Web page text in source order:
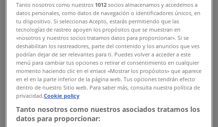
Truper
Av. Insurgentes # 8 esquina encino, Ecatepec de
Morelos
Truper
Libramiento Oriente km 2 s/n, Tejupilco de Hidalgo
Tanto nosotros como nuestros 1012 socios almacenamos y accedemos a
datos personales, como datos de navegación o identificadores únicos, en
tu dispositivo. Si seleccionas Acepto, estarás permitiendo que las
tecnologías de rastreo apoyen los propósitos que se muestran en
«nosotros y nuestros socios tratamos datos para proporcionar». Si se
deshabilitan los rastreadores, parte del contenido y los anuncios que ves
podrían dejar de ser relevantes para ti. Puedes volver a acceder a este
menú para cambiar tus opciones o retirar el consentimiento en cualquier
momento haciendo clic en el enlace «Mostrar los propósitos» que aparece
en el en la parte inferior de la página web. Tus opciones tendrán efecto
dentro de nuestro Sitio web. Para saber más, consulta nuestra política de
privacidad.Cookie policy
Tanto nosotros como nuestros asociados tratamos los
datos para proporcionar: